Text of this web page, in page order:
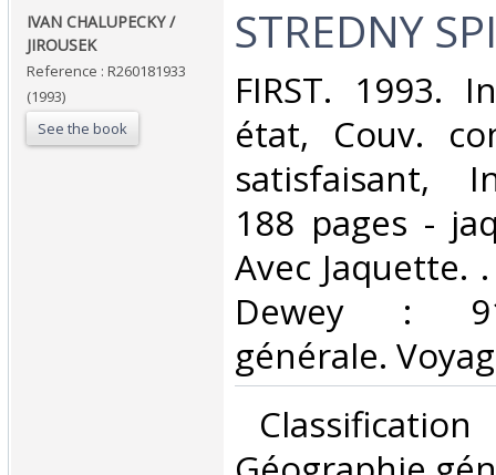
‎IVAN CHALUPECKY /
JIROUSEK‎
Reference : R260181933
(1993)
See the book
‎STREDNY
‎FIRST. 1993.
état, Couv.
satisfaisant,
188 pages -
Avec Jaquette.
Dewey :
générale.